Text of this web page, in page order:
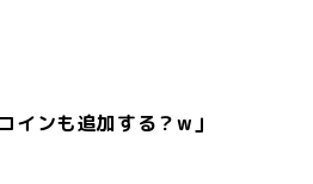
インも追加する？w」